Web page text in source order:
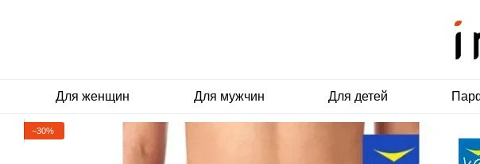
Для женщин Для мужчин Для детей
−30%